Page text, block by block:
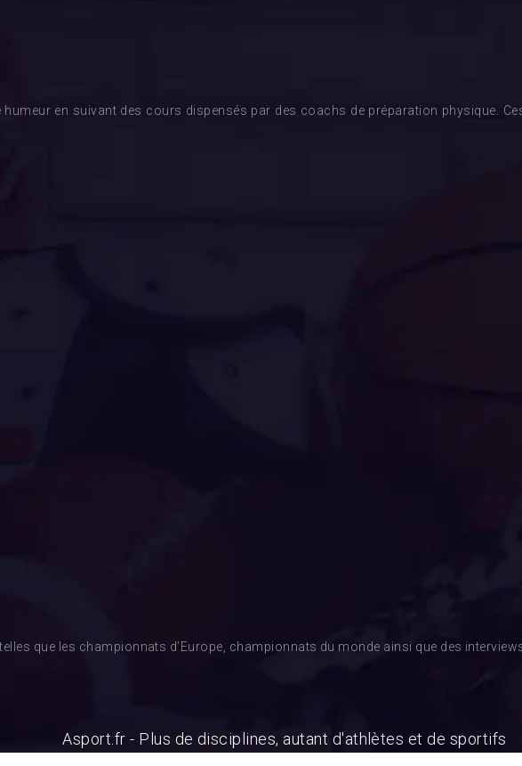
en suivant des cours dispensés par des coachs de préparation physique.
que les championnats d’Europe, championnats du monde ainsi que des
Asport.fr - Plus de disciplines, autant d'athlètes et de sportifs